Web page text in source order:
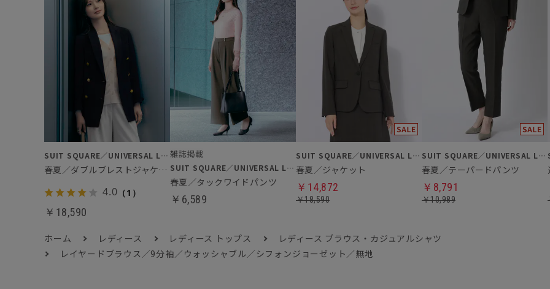
SUIT SQUARE／UNIVERSAL LANGUAGE／WHITE
春夏／ダブルブレストジャケット
4.0 （1）
￥18,590
SUIT SQUARE／UNIVERSAL LANGUAGE／WHITE
春夏／タックワイドパンツ
￥6,589
SUIT SQUARE／UNIVERSAL LANGUAGE／WHITE
春夏／ジャケット
￥14,872
￥18,590
SUIT SQUARE／UNIVERSAL LANGUAGE／WHITE
春夏／テーパードパンツ
￥8,791
￥10,989
ホーム レディース レディース トップス
レディース ブラウス・カジュアルシャツ
レイヤードブラウス／9分袖／ウォッシャブル／シフォンジョーゼット／無地